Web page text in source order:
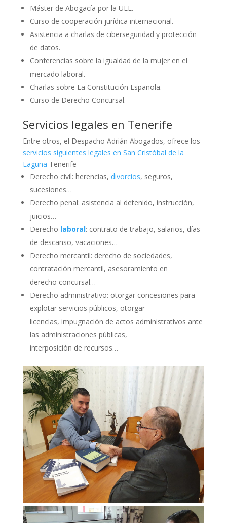
Máster de Abogacía por la ULL.
Curso de cooperación jurídica internacional.
Asistencia a charlas de ciberseguridad y protección
de datos.
Conferencias sobre la igualdad de la mujer en el
mercado laboral.
Charlas sobre La Constitución Española.
Curso de Derecho Concursal.
Servicios legales en Tenerife
Entre otros, el Despacho Adrián Abogados, ofrece los
servicios siguientes legales en San Cristóbal de la
Laguna Tenerife
Derecho civil: herencias, divorcios, seguros,
sucesiones…
Derecho penal: asistencia al detenido, instrucción,
juicios…
Derecho laboral: contrato de trabajo, salarios, días
de descanso, vacaciones…
Derecho mercantil: derecho de sociedades,
contratación mercantil, asesoramiento en
derecho concursal…
Derecho administrativo: otorgar concesiones para
explotar servicios públicos, otorgar
licencias, impugnación de actos administrativos ante
las administraciones públicas,
interposición de recursos…